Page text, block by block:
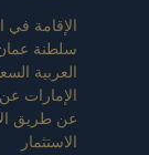
الإقامة في
سلطنة
العربية
الإمارات
عن طريق
الاستثمار